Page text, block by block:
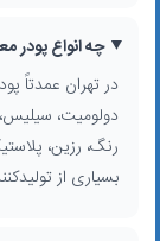
نحوه انتخاب
هنگامخرید پودر
ثبات آنالیز،
مشاوره فنی،
می‌توانید با
چه انواع پودر
در تهران عمدتاً
دولومیت،
رنگ، رزین،
بسیاری از